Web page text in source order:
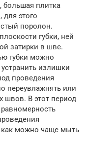
большая плитка
для этого
поролон.
губки, ней
затирки в шве.
губки можно
излишки
проведения
переувлажнять или
швов. В этот период
как можно чаще мыть